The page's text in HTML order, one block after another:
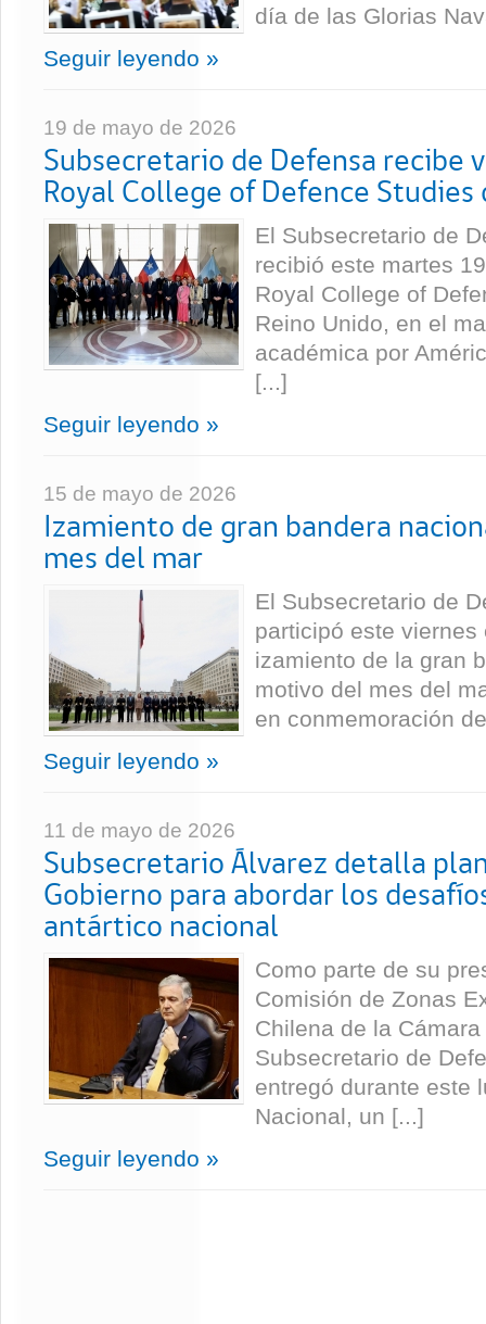
día de las Glorias
Seguir leyendo »
19 de mayo de 2026
Subsecretario de Defensa recibe
Royal College of Defence Studies
El Subsecretario de
recibió este martes
Royal College of
Reino Unido, en el
académica por
[...]
Seguir leyendo »
15 de mayo de 2026
Izamiento de gran bandera
mes del mar
El Subsecretario de
participó este
izamiento de la gran
motivo del mes del
en conmemoración
Seguir leyendo »
11 de mayo de 2026
Subsecretario Álvarez detalla
Gobierno para abordar los
antártico nacional
Como parte de su
Comisión de Zonas
Chilena de la
Subsecretario de
entregó durante este
Nacional, un [...]
Seguir leyendo »